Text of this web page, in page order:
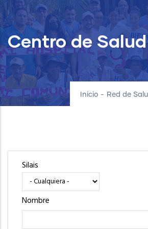
Centro de Salud
Inicio - Red de
Silais
Nombre